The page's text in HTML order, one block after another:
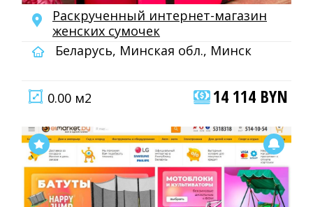
Раскрученный интернет-магазин
женских сумочек
Беларусь, Минская обл., Минск
0.00 м2 14 114 BYN